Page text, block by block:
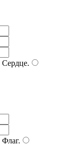
Сердце.
Флаг.